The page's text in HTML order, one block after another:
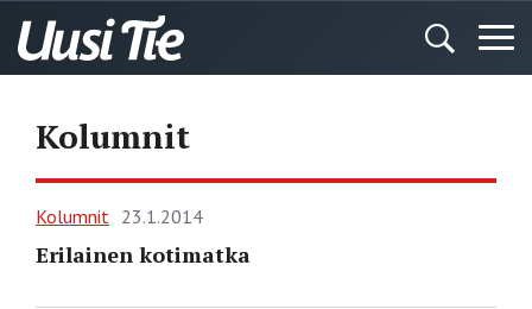
Kolumnit
Kolumnit 23.1.2014
Erilainen kotimatka